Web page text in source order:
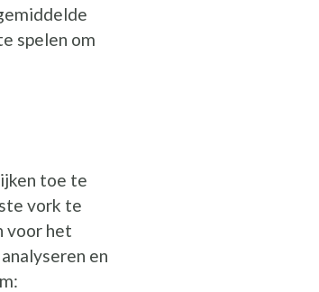
spelen om
toe te
vork te
voor het
en